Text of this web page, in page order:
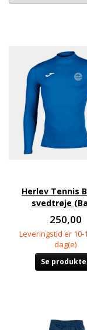
Herlev Tennis
svedtrøje
250,00
Leveringstid er 10-
dag(e)
Se